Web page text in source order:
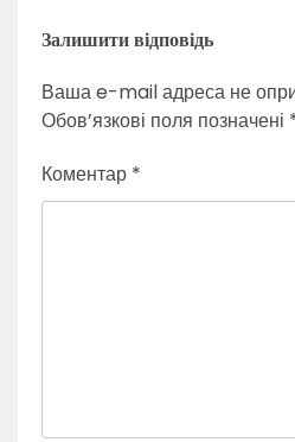
Залишити відповідь
Ваша e-mail адреса не
Обов’язкові поля позначені
Коментар *